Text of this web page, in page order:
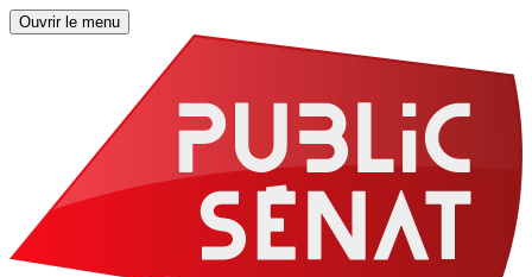
Ouvrir le menu